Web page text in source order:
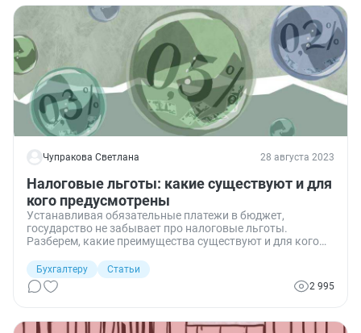
Чупракова Светлана 28 августа 2023
Налоговые льготы: какие существуют и для
кого предусмотрены
Устанавливая обязательные платежи в бюджет,
государство не забывает про налоговые льготы.
Разберем, какие преимущества существуют и для кого
Бухгалтеру
Статьи
2 995